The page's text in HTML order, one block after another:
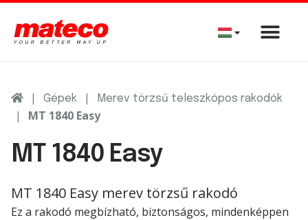
| Gépek | Merev törzsű teleszkópos rakodók
| MT 1840 Easy
MT 1840 Easy
MT 1840 Easy merev törzsű rakodó
Ez a rakodó megbízható, biztonságos, mindenképpen